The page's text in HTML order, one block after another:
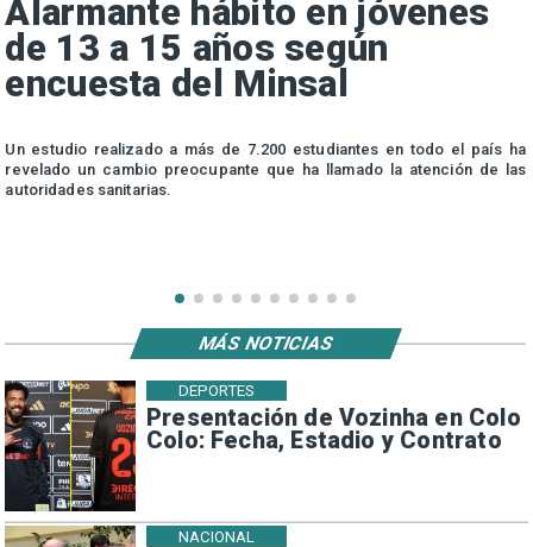
Alarmante hábito en jóvenes
de 13 a 15 años según
encuesta del Minsal
Un estudio realizado a más de 7.200 estudiantes en todo el país ha
revelado un cambio preocupante que ha llamado la atención de las
autoridades sanitarias.
Presentación de Vozinha en Colo
Colo: Fecha, Estadio y Contrato
DEPORTES
NACIONAL
MÁS NOTICIAS